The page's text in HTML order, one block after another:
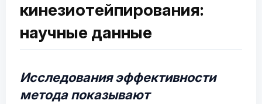
кинезиотейпирования:
научные данные
Исследования эффективности
метода показывают